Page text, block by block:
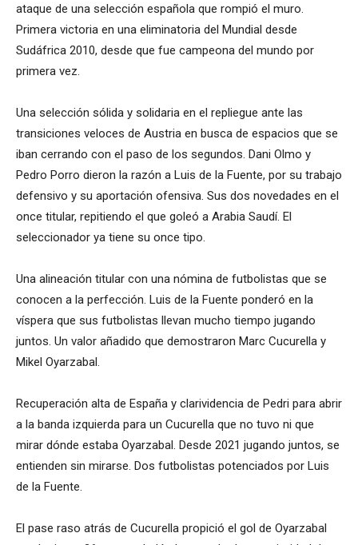
ataque de una selección española que rompió el muro.
Primera victoria en una eliminatoria del Mundial desde
Sudáfrica 2010, desde que fue campeona del mundo por
primera vez.
Una selección sólida y solidaria en el repliegue ante las
transiciones veloces de Austria en busca de espacios que se
iban cerrando con el paso de los segundos. Dani Olmo y
Pedro Porro dieron la razón a Luis de la Fuente, por su trabajo
defensivo y su aportación ofensiva. Sus dos novedades en el
once titular, repitiendo el que goleó a Arabia Saudí. El
seleccionador ya tiene su once tipo.
Una alineación titular con una nómina de futbolistas que se
conocen a la perfección. Luis de la Fuente ponderó en la
víspera que sus futbolistas llevan mucho tiempo jugando
juntos. Un valor añadido que demostraron Marc Cucurella y
Mikel Oyarzabal.
Recuperación alta de España y clarividencia de Pedri para abrir
a la banda izquierda para un Cucurella que no tuvo ni que
mirar dónde estaba Oyarzabal. Desde 2021 jugando juntos, se
entienden sin mirarse. Dos futbolistas potenciados por Luis
de la Fuente.
El pase raso atrás de Cucurella propició el gol de Oyarzabal